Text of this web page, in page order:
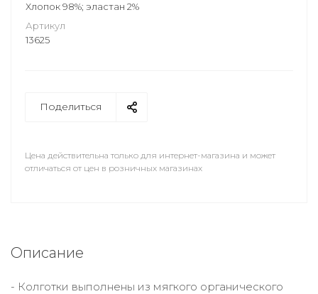
Хлопок 98%; эластан 2%
Артикул
13625
Поделиться
Цена действительна только для интернет-магазина и может
отличаться от цен в розничных магазинах
Описание
- Колготки выполнены из мягкого органического